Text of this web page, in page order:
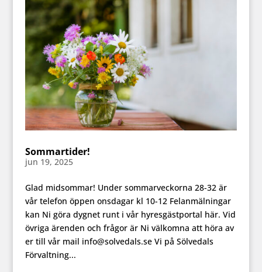
Sommartider!
jun 19, 2025
Glad midsommar! Under sommarveckorna 28-32 är
vår telefon öppen onsdagar kl 10-12 Felanmälningar
kan Ni göra dygnet runt i vår hyresgästportal här. Vid
övriga ärenden och frågor är Ni välkomna att höra av
er till vår mail info@solvedals.se Vi på Sölvedals
Förvaltning...